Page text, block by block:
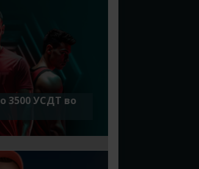
3500 УСДТ во